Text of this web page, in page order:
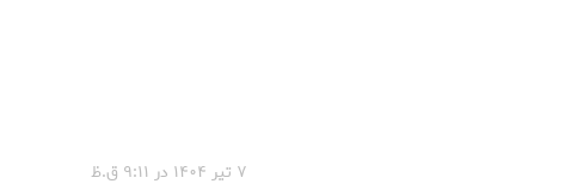
۷ تیر ۱۴۰۴ در ۹:۱۱ ق.ظ